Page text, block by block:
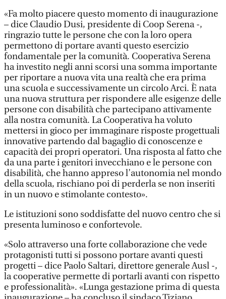
«Fa molto piacere questo momento di inaugurazione
– dice Claudio Dusi, presidente di Coop Serena -,
ringrazio tutte le persone che con la loro opera
permettono di portare avanti questo esercizio
fondamentale per la comunità. Cooperativa Serena
ha investito negli anni scorsi una somma importante
per riportare a nuova vita una realtà che era prima
una scuola e successivamente un circolo Arci. È nata
una nuova struttura per rispondere alle esigenze delle
persone con disabilità che partecipano attivamente
alla nostra comunità. La Cooperativa ha voluto
mettersi in gioco per immaginare risposte progettuali
innovative partendo dal bagaglio di conoscenze e
capacità dei propri operatori. Una risposta al fatto che
da una parte i genitori invecchiano e le persone con
disabilità, che hanno appreso l’autonomia nel mondo
della scuola, rischiano poi di perderla se non inseriti
in un nuovo e stimolante contesto».
Le istituzioni sono soddisfatte del nuovo centro che si
presenta luminoso e confortevole.
«Solo attraverso una forte collaborazione che vede
protagonisti tutti si possono portare avanti questi
progetti – dice Paolo Saltari, direttore generale Ausl -,
la cooperative permette di portarli avanti con rispetto
e professionalità». «Lunga gestazione prima di questa